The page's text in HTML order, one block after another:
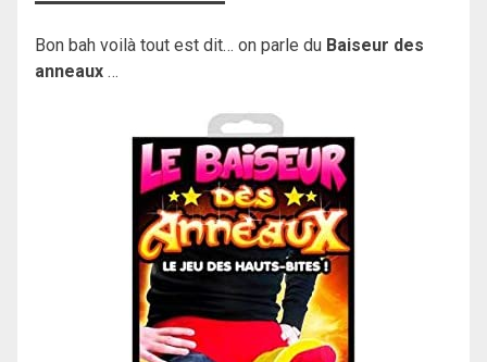
Bon bah voilà tout est dit… on parle du Baiseur des
anneaux …